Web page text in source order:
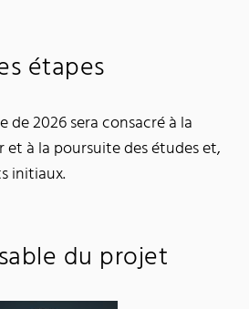
étapes
de 2026 sera consacré à la
à la poursuite des études et,
initiaux.
du projet